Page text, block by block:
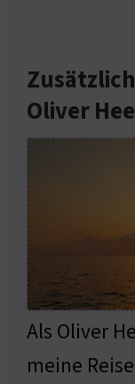
Oliver
Als Oliver
meine